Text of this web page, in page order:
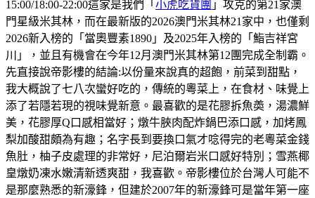
15:00/18:00-22:00這家是我們「 小虎吃貨團 」攻克的第21家澳
門星級米其林，而在最新版的2026澳門米其林21家中，也僅剩
2026新入榜的「當奧豐素1890」及2025年入榜的「鮨吉祥宮
川」，並且有機會在今年12月澳門米其林第12團完成全制霸。
先直接說帝影樓的結論:以份量來說真的超飽，前菜到甜點，
我大概說了七八次蠻好吃的，傳統的粵菜上，在食材、味覺上
添了若隱若現的視味覺新意。最喜歡的是花膠拆魚𡙡，湯濃鮮
美，花膠厚Q口感相當好；燉牛脥肉配炸鍋巴添口感，加烤鳳
梨加酸甜頗為有趣；名字長到要換口氣才唸得完的老粵菜金錢
魚肚，柚子皮處理的非常好，尼泊爾岩米口感好特別；雪燕椰
皇燉奶凍水嫩清新透爽甜，我喜歡。帝影樓位於台灣人可能不
是那麼熟悉的新濠鋒，但建於2007年的新濠鋒可是當年第一座